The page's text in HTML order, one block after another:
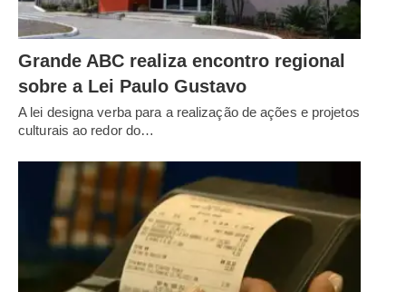
Grande ABC realiza encontro regional
sobre a Lei Paulo Gustavo
A lei designa verba para a realização de ações e projetos
culturais ao redor do…